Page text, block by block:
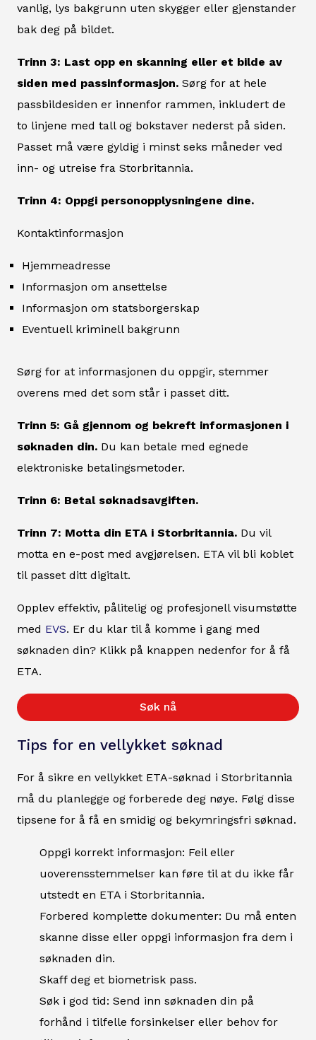
vanlig, lys bakgrunn uten skygger eller gjenstander
bak deg på bildet.
Trinn 3: Last opp en skanning eller et bilde av
siden med passinformasjon. Sørg for at hele
passbildesiden er innenfor rammen, inkludert de
to linjene med tall og bokstaver nederst på siden.
Passet må være gyldig i minst seks måneder ved
inn- og utreise fra Storbritannia.
Trinn 4: Oppgi personopplysningene dine.
Kontaktinformasjon
Hjemmeadresse
Informasjon om ansettelse
Informasjon om statsborgerskap
Eventuell kriminell bakgrunn
Sørg for at informasjonen du oppgir, stemmer
overens med det som står i passet ditt.
Trinn 5: Gå gjennom og bekreft informasjonen i
søknaden din. Du kan betale med egnede
elektroniske betalingsmetoder.
Trinn 6: Betal søknadsavgiften.
Trinn 7: Motta din ETA i Storbritannia. Du vil
motta en e-post med avgjørelsen. ETA vil bli koblet
til passet ditt digitalt.
Opplev effektiv, pålitelig og profesjonell visumstøtte
med EVS. Er du klar til å komme i gang med
søknaden din? Klikk på knappen nedenfor for å få
ETA.
Søk nå
Tips for en vellykket søknad
For å sikre en vellykket ETA-søknad i Storbritannia
må du planlegge og forberede deg nøye. Følg disse
tipsene for å få en smidig og bekymringsfri søknad.
Oppgi korrekt informasjon: Feil eller
uoverensstemmelser kan føre til at du ikke får
utstedt en ETA i Storbritannia.
Forbered komplette dokumenter: Du må enten
skanne disse eller oppgi informasjon fra dem i
søknaden din.
Skaff deg et biometrisk pass.
Søk i god tid: Send inn søknaden din på
forhånd i tilfelle forsinkelser eller behov for